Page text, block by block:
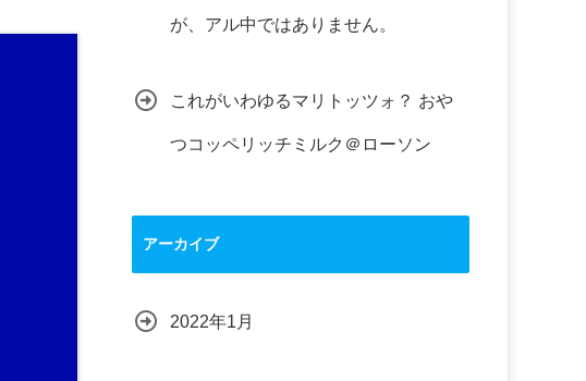
が、アル中ではありません。
これがいわゆるマリトッツォ？ おや
つコッペリッチミルク＠ローソン
アーカイブ
2022年1月